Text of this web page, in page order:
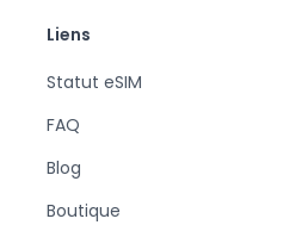
Liens
Statut eSIM
FAQ
Blog
Boutique